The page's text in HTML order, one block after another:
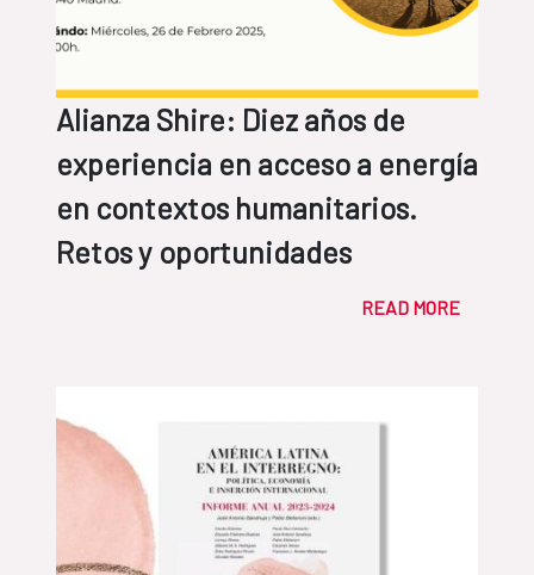
Alianza Shire: Diez años de
experiencia en acceso a energía
en contextos humanitarios.
Retos y oportunidades
READ MORE